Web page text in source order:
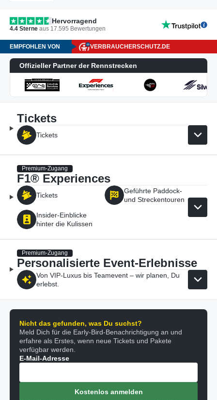
Hervorragend
4.4 Sterne aus 17.595 Bewertungen
EMPFOHLEN VON VERBRAUCHERSCHUTZ.DE
Offizieller Partner der Rennstrecken
Tickets
Tickets
Premium-Zugang
F1® Experiences
Tickets
Geführte Paddock-
und Streckentouren
Insider-Einblicke
hinter die Kulissen
Premium-Zugang
Personalisierte Event-Erlebnisse
Von VIP-Luxus bis Teamevent – wir planen, Du
erlebst.
Nicht das gefunden, was Du suchst?
Meld Dich für die Early-Bird-Benachrichtigung an und
erfahre als Erstes, wenn neue Tickets und Pakete
verfügbar werden.
E-Mail-Adresse
Kostenlos anmelden